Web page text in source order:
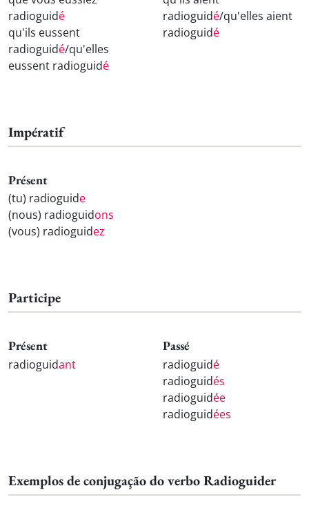
radioguidé
qu'ils eussent
radioguidé/qu'elles
eussent radioguidé
radioguidé/qu'elles aient
radioguidé
Impératif
Présent
(tu) radioguide
(nous) radioguidons
(vous) radioguidez
Participe
Présent
radioguidant
Passé
radioguidé
radioguidés
radioguidée
radioguidées
Exemplos de conjugação do verbo Radioguider